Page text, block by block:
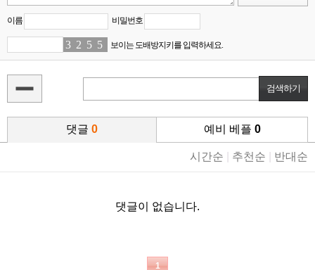
이름 비밀번호
33 2 55 59 보이는 도배방지키를 입력하세요.
댓글 0 예비 베플 0
시간순 추천순 반대순
댓글이 없습니다.
1